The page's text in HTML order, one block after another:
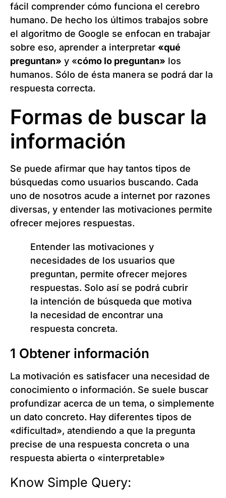
fácil comprender cómo funciona el cerebro
humano. De hecho los últimos trabajos sobre
el algoritmo de Google se enfocan en trabajar
sobre eso, aprender a interpretar «qué
preguntan» y «cómo lo preguntan» los
humanos. Sólo de ésta manera se podrá dar la
respuesta correcta.
Formas de buscar la
información
Se puede afirmar que hay tantos tipos de
búsquedas como usuarios buscando. Cada
uno de nosotros acude a internet por razones
diversas, y entender las motivaciones permite
ofrecer mejores respuestas.
Entender las motivaciones y
necesidades de los usuarios que
preguntan, permite ofrecer mejores
respuestas. Solo así se podrá cubrir
la intención de búsqueda que motiva
la necesidad de encontrar una
respuesta concreta.
1 Obtener información
La motivación es satisfacer una necesidad de
conocimiento o información. Se suele buscar
profundizar acerca de un tema, o simplemente
un dato concreto. Hay diferentes tipos de
«dificultad», atendiendo a que la pregunta
precise de una respuesta concreta o una
respuesta abierta o «interpretable»
Know Simple Query: